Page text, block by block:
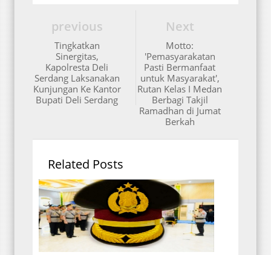
Next
Motto:
'Pemasyarakatan
Pasti Bermanfaat
untuk Masyarakat',
Rutan Kelas I Medan
Berbagi Takjil
Ramadhan di Jumat
Berkah
previous
Tingkatkan
Sinergitas,
Kapolresta Deli
Serdang Laksanakan
Kunjungan Ke Kantor
Bupati Deli Serdang
Related Posts